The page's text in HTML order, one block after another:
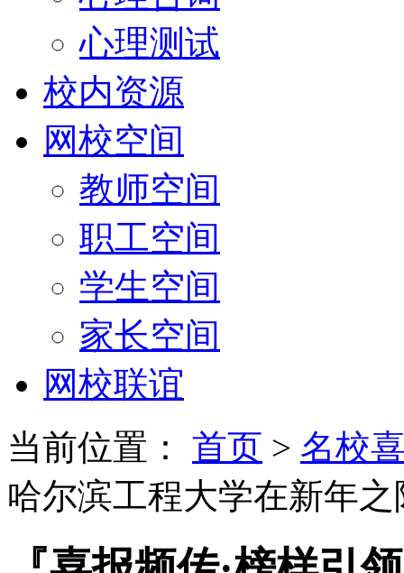
心理测试
校内资源
网校空间
教师空间
职工空间
学生空间
家长空间
网校联谊
当前位置： 首页 > 名校
哈尔滨工程大学在新年